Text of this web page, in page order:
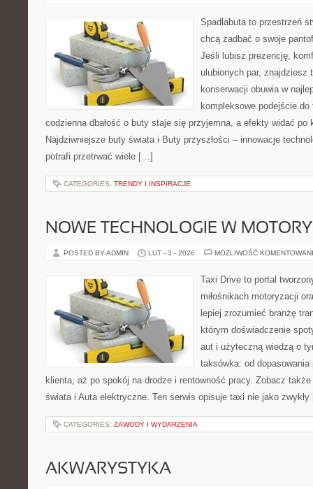
Spadlabuta to przestrzeń
chcą zadbać o swoje
Jeśli lubisz prezencję,
ulubionych par, znajdziesz
konserwacji obuwia w
kompleksowe podejście
codzienna dbałość o buty staje się przyjemna, a efekty widać
Najdziwniejsze buty świata i Buty przyszłości – innowacje
potrafi przetrwać wiele […]
CATEGORIES: TRENDY I INSPIRACJE
NOWE TECHNOLOGIE W
POSTED BY ADMIN LUT - 3 - 2026 MOŻLIWOŚĆ
Taxi Drive to portal
miłośnikach motoryzacji
lepiej zrozumieć branżę
którym doświadczenie
aut i użyteczną wiedzą o
taksówka: od dopasowania
klienta, aż po spokój na drodze i rentowność pracy. Zobacz
świata i Auta elektryczne. Ten serwis opisuje taxi nie jako
CATEGORIES: ZAWODY I WYDARZENIA
AKWARYSTYKA